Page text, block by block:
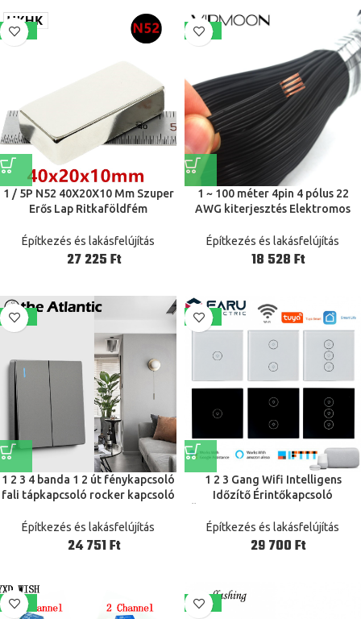
-22%
1 / 5P N52 40X20X10 Mm Szuper
Erős Lap Ritkaföldfém
Téglalap Alakú Neodímium
Mágnesek 40Mm X 20Mm X
Építkezés és lakásfelújítás
Ft
-30%
1 ~ 100 méter 4pin 4 pólus 22
AWG kiterjesztés Elektromos
5050 3528 RGB CCT LED KEY
Építkezés és lakásfelújítás
Ft
-24%
1 2 3 4 banda 1 2 út fénykapcsoló
fali tápkapcsoló rocker kapcsoló
divat ezüst szürke műanyag
Építkezés és lakásfelújítás
Ft
-21%
1 2 3 Gang Wifi Intelligens
Időzítő Érintőkapcsoló
Távirányító A Tuya Smart Life
App Alexa Google Home
Építkezés és lakásfelújítás
Ft
-60% -42%